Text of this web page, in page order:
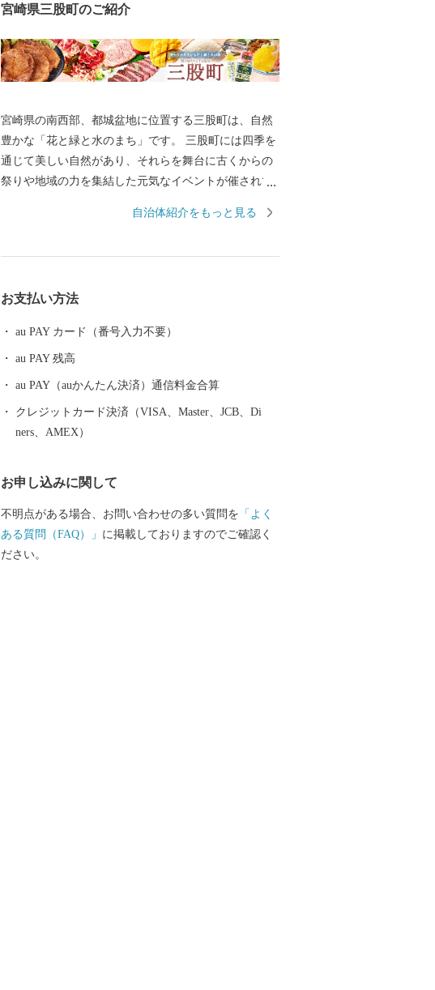
宮崎県三股町のご紹介
宮崎県の南西部、都城盆地に位置する三股町は、自然
豊かな「花と緑と水のまち」です。 三股町には四季を
通じて美しい自然があり、それらを舞台に古くからの
祭りや地域の力を集結した元気なイベントが催されて
む人はもちろん、初めて訪れる人も感じる魅力があふ
自治体紹介をもっと見る
お支払い方法
au PAY カード（番号入力不要）
au PAY 残高
au PAY（auかんたん決済）通信料金合算
クレジットカード決済（VISA、Master、JCB、Di
ners、AMEX）
お申し込みに関して
不明点がある場合、お問い合わせの多い質問を 「よく
ある質問（FAQ）」 に掲載しておりますのでご確認く
ださい。